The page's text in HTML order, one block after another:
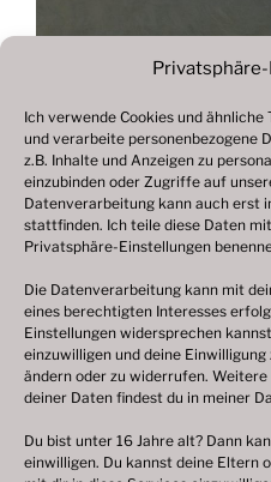
Ich verwende Cookies und
und verarbeite personenbezogene
z.B. Inhalte und Anzeigen zu
einzubinden oder Zugriffe auf
Datenverarbeitung kann auch erst
stattfinden. Ich teile diese Daten
Privatsphäre-Einstellungen
Die Datenverarbeitung kann mit
eines berechtigten Interesses
Einstellungen widersprechen
einzuwilligen und deine
ändern oder zu widerrufen.
deiner Daten findest du in meiner
Du bist unter 16 Jahre alt? Dann
einwilligen. Du kannst deine Eltern
Beitragsnavigation
Vorheriger
Beitrag
Fotogalerie 2018
© 2003 – 2025
|Cookie-Richtlinie EU|